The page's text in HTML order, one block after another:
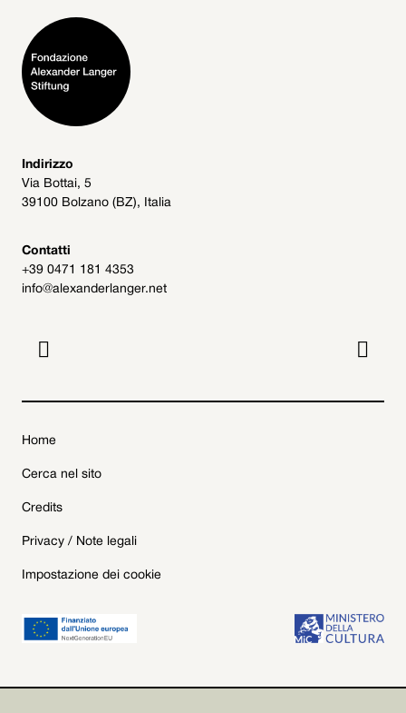
Indirizzo
Via Bottai, 5
39100 Bolzano (BZ), Italia
Contatti
+39 0471 181 4353
info@alexanderlanger.net
 
Home
Cerca nel sito
Credits
Privacy / Note legali
Impostazione dei cookie